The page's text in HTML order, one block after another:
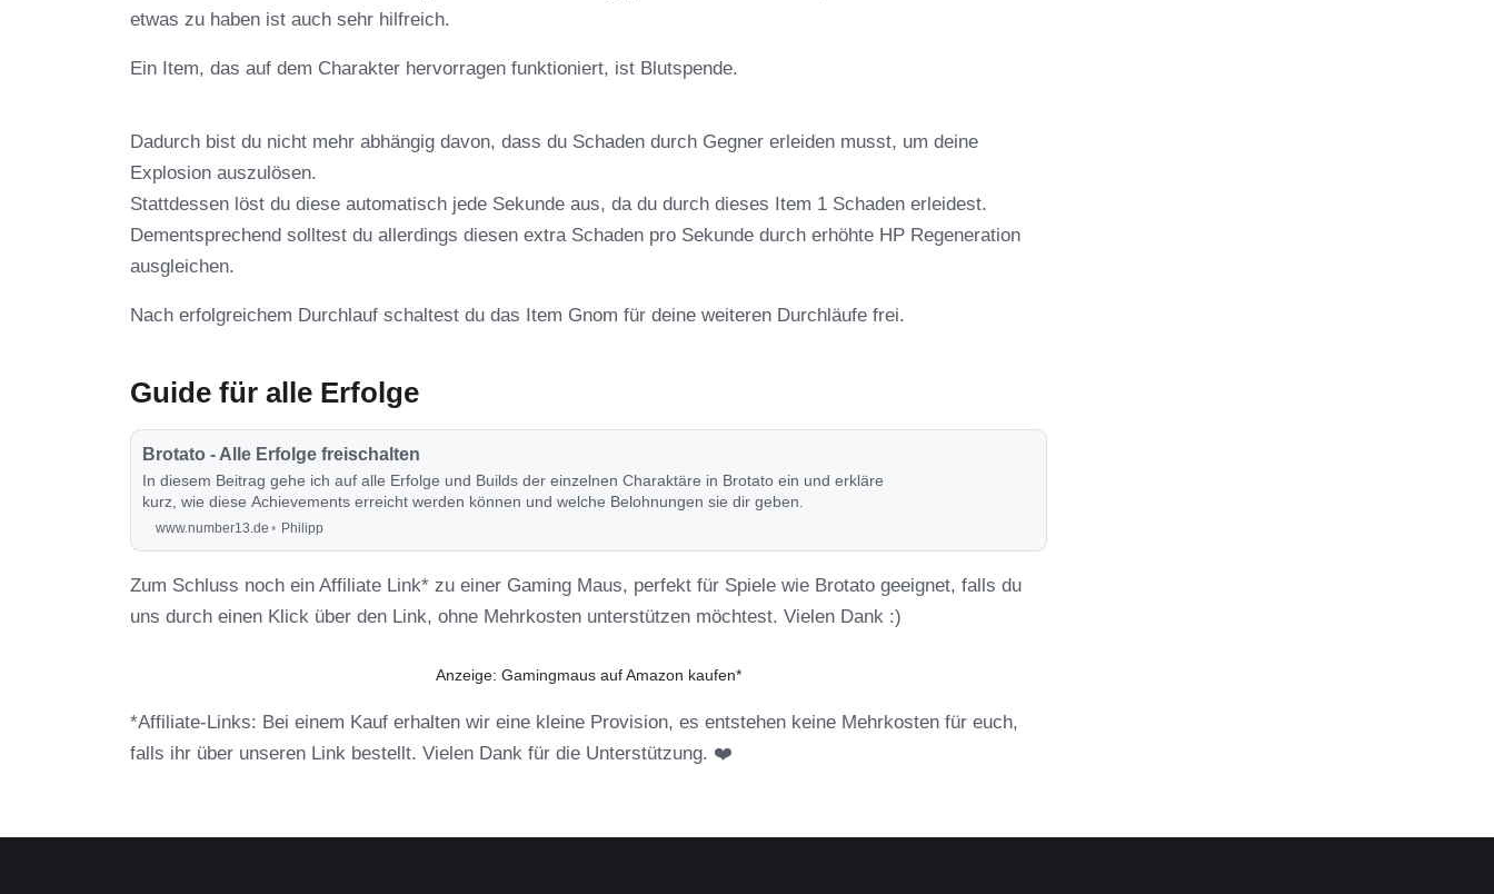
etwas zu haben ist auch sehr hilfreich.
Ein Item, das auf dem Charakter hervorragen funktioniert, ist Blutspende.
Dadurch bist du nicht mehr abhängig davon, dass du Schaden durch Gegner erleiden musst, um deine
Explosion auszulösen.
Stattdessen löst du diese automatisch jede Sekunde aus, da du durch dieses Item 1 Schaden erleidest.
Dementsprechend solltest du allerdings diesen extra Schaden pro Sekunde durch erhöhte HP Regeneration
ausgleichen.
Nach erfolgreichem Durchlauf schaltest du das Item Gnom für deine weiteren Durchläufe frei.
Guide für alle Erfolge
Brotato - Alle Erfolge freischalten
In diesem Beitrag gehe ich auf alle Erfolge und Builds der einzelnen Charaktäre in Brotato ein und erkläre
kurz, wie diese Achievements erreicht werden können und welche Belohnungen sie dir geben.
www.number13.de Philipp
Zum Schluss noch ein Affiliate Link* zu einer Gaming Maus, perfekt für Spiele wie Brotato geeignet, falls du
uns durch einen Klick über den Link, ohne Mehrkosten unterstützen möchtest. Vielen Dank :)
Anzeige: Gamingmaus auf Amazon kaufen*
*Affiliate-Links: Bei einem Kauf erhalten wir eine kleine Provision, es entstehen keine Mehrkosten für euch,
falls ihr über unseren Link bestellt. Vielen Dank für die Unterstützung. ❤️